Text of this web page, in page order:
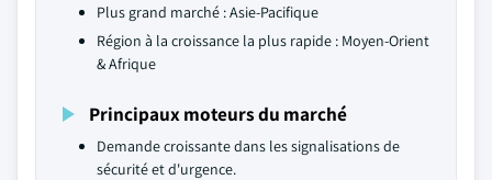
Plus grand marché : Asie-Pacifique
Région à la croissance la plus rapide : Moyen-Orient
& Afrique
Principaux moteurs du marché
Demande croissante dans les signalisations de
sécurité et d'urgence.